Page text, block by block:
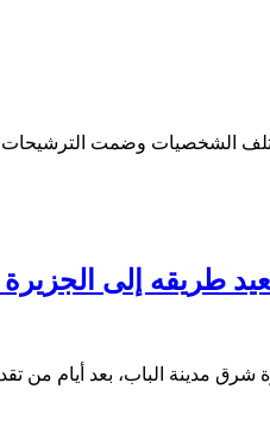
لهذا العام بلغ 318 مرشحاً لأفراد ومنظمات من
طريقه إلى
مدينة الباب، بعد أيام من